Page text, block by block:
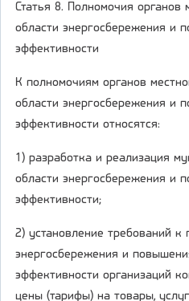
Статья 8. Полномочия органов
области энергосбережения и
эффективности
К полномочиям органов
области энергосбережения и
эффективности относятся:
1) разработка и реализация
области энергосбережения и
эффективности;
2) установление требований к
энергосбережения и
эффективности организаций
цены (тарифы) на товары,